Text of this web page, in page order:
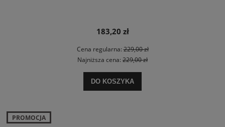
183,20 zł
Cena regularna:229,00 zł
Najniższa cena: 229,00 zł
DO KOSZYKA
PROMOCJA